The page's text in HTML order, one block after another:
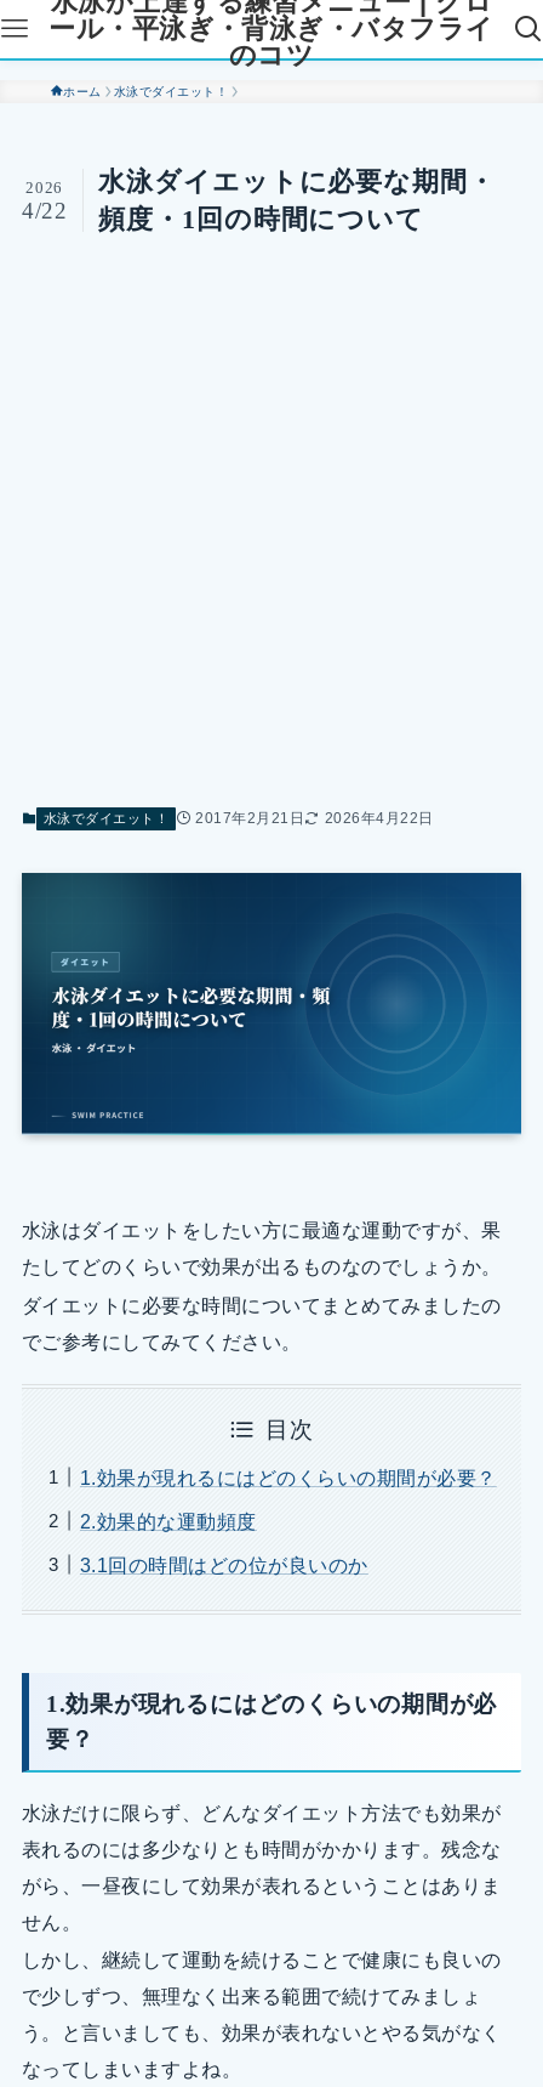
ール・平泳ぎ・背泳ぎ・バタフライ
のコツ
ホーム 水泳でダイエット！
水泳ダイエットに必要な期間・
頻度・1回の時間について
2026
4/22
水泳でダイエット！ 2017年2月21日 2026年4月22日
水泳はダイエットをしたい方に最適な運動ですが、果
たしてどのくらいで効果が出るものなのでしょうか。
ダイエットに必要な時間についてまとめてみましたの
でご参考にしてみてください。
目次
1.効果が現れるにはどのくらいの期間が必要？
2.効果的な運動頻度
3.1回の時間はどの位が良いのか
1.効果が現れるにはどのくらいの期間が必
要？
水泳だけに限らず、どんなダイエット方法でも効果が
表れるのには多少なりとも時間がかかります。残念な
がら、一昼夜にして効果が表れるということはありま
せん。
しかし、継続して運動を続けることで健康にも良いの
で少しずつ、無理なく出来る範囲で続けてみましょ
う。と言いましても、効果が表れないとやる気がなく
なってしまいますよね。